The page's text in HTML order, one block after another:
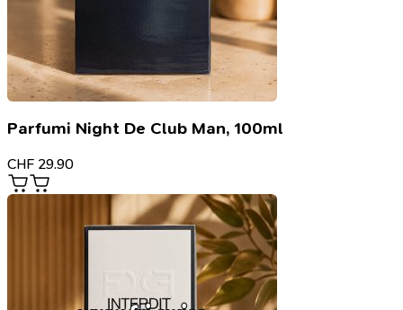
Parfumi Night De Club Man, 100ml
CHF 29.90